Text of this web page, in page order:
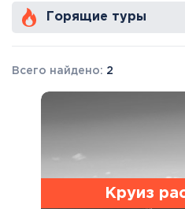
Горящие туры
Всего найдено: 2
Круиз